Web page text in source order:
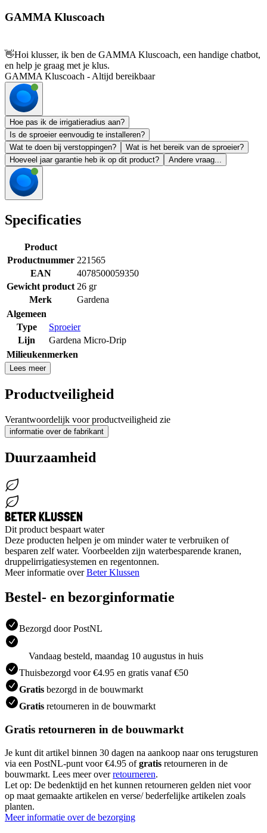
GAMMA Kluscoach
👋Hoi klusser, ik ben de GAMMA Kluscoach, een handige chatbot,
en help je graag met je klus.
GAMMA Kluscoach - Altijd bereikbaar
Hoe pas ik de irrigatieradius aan?
Is de sproeier eenvoudig te installeren?
Wat te doen bij verstoppingen?
Wat is het bereik van de sproeier?
Hoeveel jaar garantie heb ik op dit product?
Andere vraag...
Specificaties
Product
Productnummer 221565
EAN
4078500059350
Gewicht product 26 gr
Merk
Gardena
Algemeen
Type
Sproeier
Lijn
Gardena Micro-Drip
Milieukenmerken
Lees meer
Productveiligheid
Verantwoordelijk voor productveiligheid zie
informatie over de fabrikant
Duurzaamheid
Dit product bespaart water
Deze producten helpen je om minder water te verbruiken of
besparen zelf water. Voorbeelden zijn waterbesparende kranen,
druppelirrigatiesystemen en regentonnen.
Meer informatie overBeter Klussen
Bestel- en bezorginformatie
Bezorgd door PostNL
Vandaag besteld, maandag 10 augustus in huis
Thuisbezorgd voor €4.95 en gratis vanaf €50
Gratis bezorgd in de bouwmarkt
Gratis retourneren in de bouwmarkt
Gratis retourneren in de bouwmarkt
Je kunt dit artikel binnen 30 dagen na aankoop naar ons terugsturen
via een PostNL-punt voor €4.95 ofgratis retourneren in de
bouwmarkt. Lees meer overretourneren.
Let op: De bedenktijd en het kunnen retourneren gelden niet voor
op maat gemaakte artikelen en verse/ bederfelijke artikelen zoals
planten.
Meer informatie over de bezorging